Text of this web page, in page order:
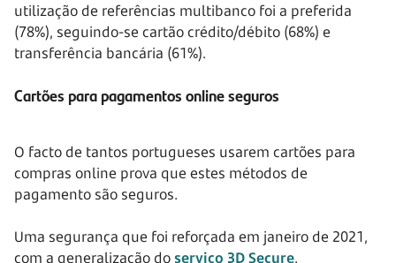
utilização de referências multibanco foi a preferida
(78%), seguindo-se cartão crédito/débito (68%) e
transferência bancária (61%).
Cartões para pagamentos online seguros
O facto de tantos portugueses usarem cartões para
compras online prova que estes métodos de
pagamento são seguros.
Uma segurança que foi reforçada em janeiro de 2021,
com a generalização doserviço 3D Secure.